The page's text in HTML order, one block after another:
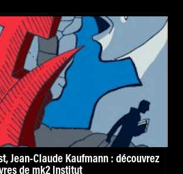
Jean-Claude Kaufmann : découvrez
de mk2 Institut